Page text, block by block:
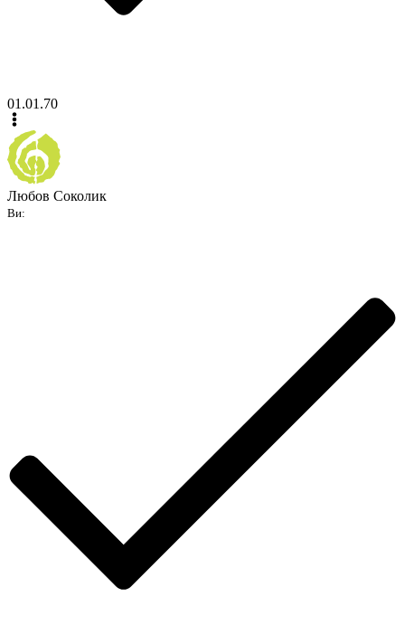
01.01.70
Любов Соколик
Ви: